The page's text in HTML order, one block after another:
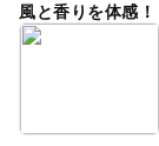
風と香りを体感